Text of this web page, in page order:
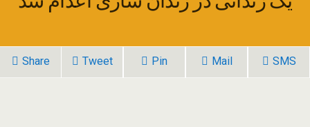
Share Tweet Pin Mail SMS